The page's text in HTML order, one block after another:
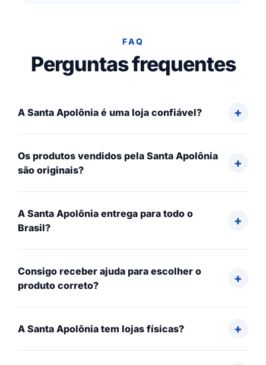
FAQ
Perguntas frequentes
A Santa Apolônia é uma loja confiável?
Os produtos vendidos pela Santa Apolônia
são originais?
A Santa Apolônia entrega para todo o
Brasil?
Consigo receber ajuda para escolher o
produto correto?
A Santa Apolônia tem lojas físicas?